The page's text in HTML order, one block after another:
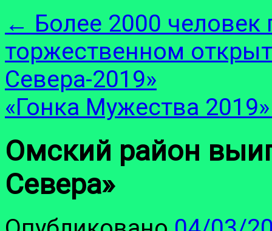
← Более 2000 человек
торжественном
Севера-2019»
«Гонка Мужества
Омский район
Севера»